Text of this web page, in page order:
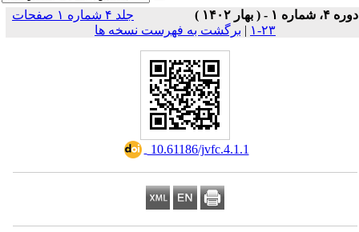
دوره ۴، شماره ۱ - ( بهار ۱۴۰۲ )
جلد ۴ شماره ۱ صفحات
۲۳-۱
| برگشت به فهرست نسخه ها
‎ 10.61186/jvfc.4.1.1